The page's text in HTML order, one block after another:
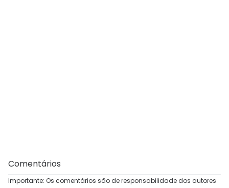
Comentários
Importante: Os comentários são de responsabilidade dos autores